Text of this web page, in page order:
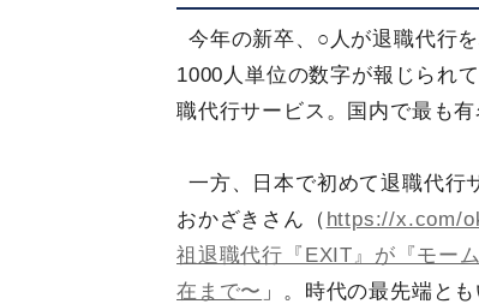
今年の新卒、○人が退職代行
1000人単位の数字が報じられ
職代行サービス。国内で最も
一方、日本で初めて退職代行
おかざきさん（ https://x.com/
祖退職代行『EXIT』が『モー
在まで〜 」。時代の最先端と